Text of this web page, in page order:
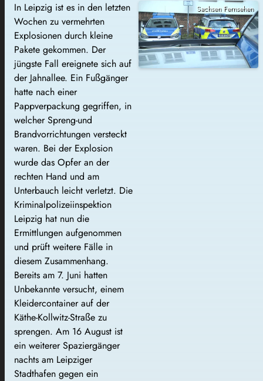
In Leipzig ist es in den letzten
Wochen zu vermehrten
Explosionen durch kleine
Pakete gekommen. Der
jüngste Fall ereignete sich auf
der Jahnallee. Ein Fußgänger
hatte nach einer
Pappverpackung gegriffen, in
welcher Spreng-und
Brandvorrichtungen versteckt
waren. Bei der Explosion
wurde das Opfer an der
rechten Hand und am
Unterbauch leicht verletzt. Die
Kriminalpolizeiinspektion
Leipzig hat nun die
Ermittlungen aufgenommen
und prüft weitere Fälle in
diesem Zusammenhang.
Bereits am 7. Juni hatten
Unbekannte versucht, einem
Kleidercontainer auf der
Käthe-Kollwitz-Straße zu
sprengen. Am 16 August ist
ein weiterer Spaziergänger
nachts am Leipziger
Stadthafen gegen ein
Sachsen Fernsehen